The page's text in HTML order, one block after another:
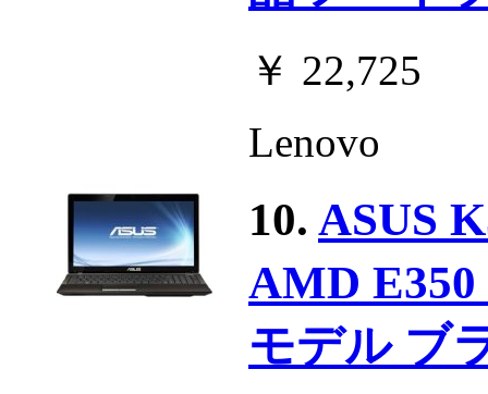
￥ 22,725
Lenovo
10. ASUS
AMD E350
モデル ブ